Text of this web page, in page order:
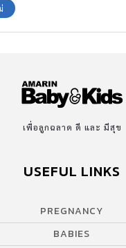
เพื่อลูกฉลาด ดี และ มีสุข
USEFUL LINKS
PREGNANCY
BABIES